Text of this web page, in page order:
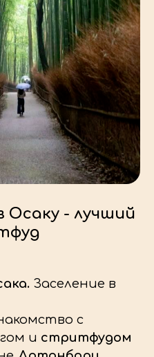
Осаку - лучший
Заселение в
с
и стритфудом